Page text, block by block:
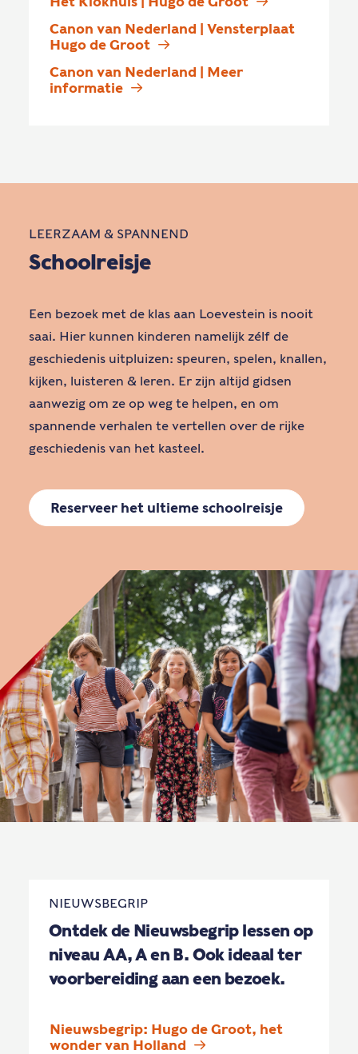
Canon van Nederland | Vensterplaat
Hugo de Groot
Canon van Nederland | Meer
informatie
LEERZAAM & SPANNEND
Schoolreisje
Een bezoek met de klas aan Loevestein is nooit
saai. Hier kunnen kinderen namelijk zélf de
geschiedenis uitpluizen: speuren, spelen, knallen,
kijken, luisteren & leren. Er zijn altijd gidsen
aanwezig om ze op weg te helpen, en om
spannende verhalen te vertellen over de rijke
geschiedenis van het kasteel.
Reserveer het ultieme schoolreisje
NIEUWSBEGRIP
Ontdek de Nieuwsbegrip lessen op
niveau AA, A en B. Ook ideaal ter
voorbereiding aan een bezoek.
Nieuwsbegrip: Hugo de Groot, het
wonder van Holland